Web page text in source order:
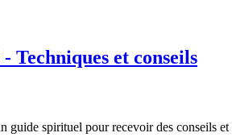
et conseils
spirituel pour recevoir des conseils